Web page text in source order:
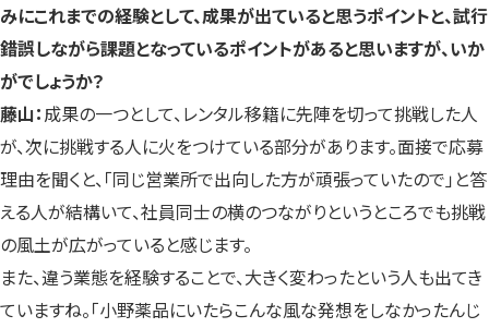
みにこれまでの経験として、成果が出ていると思うポイントと、試行
錯誤しながら課題となっているポイントがあると思いますが、いか
がでしょうか？
藤山：成果の一つとして、レンタル移籍に先陣を切って挑戦した人
が、次に挑戦する人に火をつけている部分があります。面接で応募
理由を聞くと、「同じ営業所で出向した方が頑張っていたので」と答
える人が結構いて、社員同士の横のつながりというところでも挑戦
の風土が広がっていると感じます。
また、違う業態を経験することで、大きく変わったという人も出てき
ていますね。「小野薬品にいたらこんな風な発想をしなかったんじ